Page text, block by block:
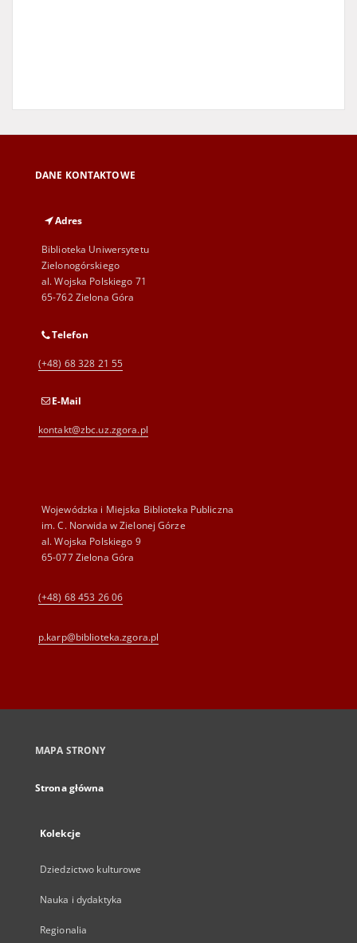
DANE KONTAKTOWE
Adres
Biblioteka Uniwersytetu
Zielonogórskiego
al. Wojska Polskiego 71
65-762 Zielona Góra
Telefon
(+48) 68 328 21 55
E-Mail
kontakt@zbc.uz.zgora.pl
Wojewódzka i Miejska Biblioteka Publiczna
im. C. Norwida w Zielonej Górze
al. Wojska Polskiego 9
65-077 Zielona Góra
(+48) 68 453 26 06
p.karp@biblioteka.zgora.pl
MAPA STRONY
Strona główna
Kolekcje
Dziedzictwo kulturowe
Nauka i dydaktyka
Regionalia